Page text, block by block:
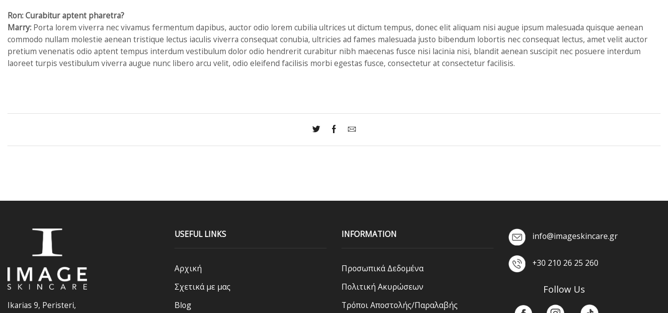
Ron: Curabitur aptent pharetra?
Marry: Porta lorem viverra nec vivamus fermentum dapibus, auctor odio lorem cubilia ultrices ut dictum tempus, donec elit aliquam nisi augue ipsum malesuada quisque aenean
commodo nullam molestie aenean tristique lectus iaculis viverra consequat conubia, ultricies ad fames malesuada justo bibendum lobortis nec consequat lectus, amet velit auctor
pretium venenatis odio aptent tempus interdum vestibulum dolor odio hendrerit curabitur nibh maecenas fusce nisi lacinia nisi, blandit aenean suscipit nec posuere interdum
laoreet turpis vestibulum viverra augue nunc libero arcu velit, odio eleifend facilisis morbi egestas fusce, consectetur at consectetur facilisis.
Ikarias 9, Peristeri,
USEFUL LINKS
Αρχική
Σχετικά με μας
Blog
INFORMATION
Προσωπικά Δεδομένα
Πολιτική Ακυρώσεων
Τρόποι Αποστολής/Παραλαβής
info@imageskincare.gr
+30 210 26 25 260
Follow Us